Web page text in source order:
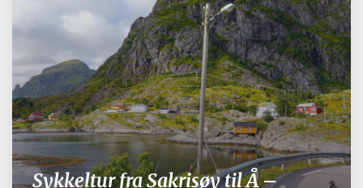
Sykkeltur fra Sakrisøy til Å –